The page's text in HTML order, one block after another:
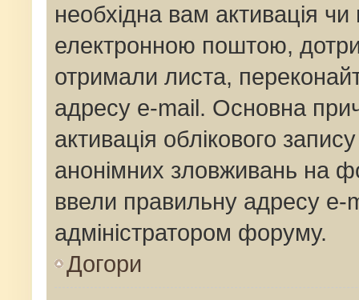
необхідна вам активація
електронною поштою,
отримали листа,
адресу e-mail. Основна
активація облікового
анонімних зловживань на
ввели правильну адресу e-
адміністратором форуму.
Догори